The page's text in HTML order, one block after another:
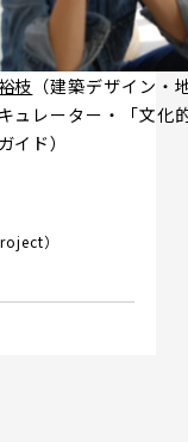
枝 （建築デザイン・
ュレーター・「文化
イド）
）